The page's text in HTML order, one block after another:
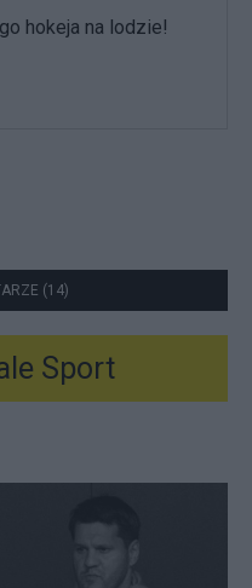
hokeja na lodzie!
(14)
Sport